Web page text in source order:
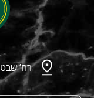
רח’ שבט 5, קריית גת